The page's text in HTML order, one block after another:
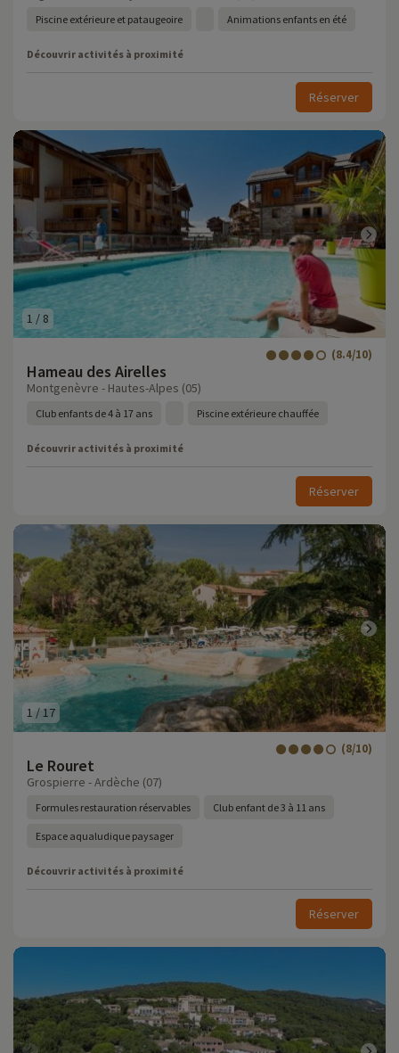
Piscine extérieure et pataugeoire Animations enfants en été
Découvrir activités à proximité
Réserver
1 / 8
Hameau des Airelles
(8.4/10)
Montgenèvre - Hautes-Alpes (05)
Club enfants de 4 à 17 ans Piscine extérieure chauffée
Découvrir activités à proximité
Réserver
1 /17
Le Rouret
(8/10)
Grospierre - Ardèche (07)
Formules restauration réservables Club enfant de 3 à 11 ans
Espace aqualudique paysager
Découvrir activités à proximité
Réserver